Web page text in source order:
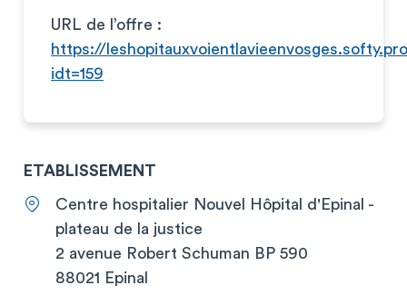
URL de l’offre :
https://
idt=159
ETABLISSEMENT
Centre hospitalier Nouvel Hôpital d'Epinal -
plateau de la justice
2 avenue Robert Schuman BP 590
88021 Epinal